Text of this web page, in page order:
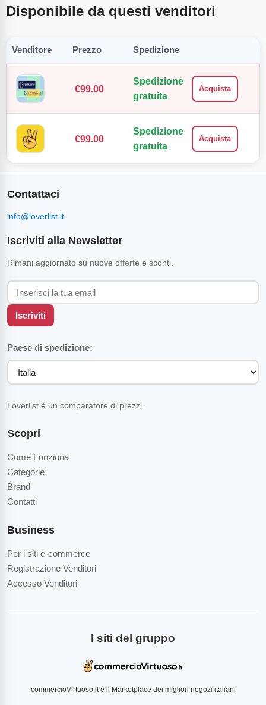
Disponibile da questi venditori
Venditore Prezzo Spedizione
€99.00
Spedizione
gratuita
Acquista
€99.00
Spedizione
gratuita
Acquista
Scopri
Come Funziona
Categorie
Brand
Contatti
Business
Per i siti e-commerce
Registrazione Venditori
Accesso Venditori
Contattaci
info@loverlist.it
Iscriviti alla Newsletter
Rimani aggiornato su nuove offerte e sconti.
Iscriviti
Paese di spedizione:
Loverlist è un comparatore di prezzi.
I siti del gruppo
commercioVirtuoso.it è il Marketplace dei migliori negozi italiani